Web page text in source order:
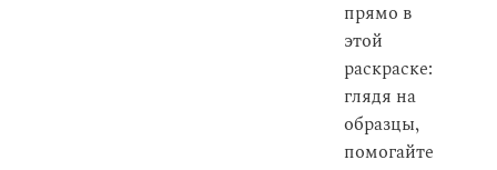
прямо в
этой
раскраске:
глядя на
образцы,
помогайте